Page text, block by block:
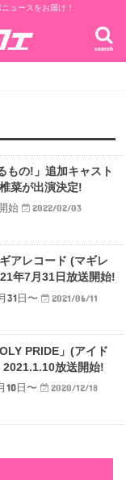
ュースをお届け！
search
もの!」追加キャスト
菜が出演決定!
始
2022/02/03
アレコード (マギレ
年7月31日放送開始!
31日〜
2021/06/11
PRIDE」(アイド
2021.1.10放送開始!
10日〜
2020/12/18